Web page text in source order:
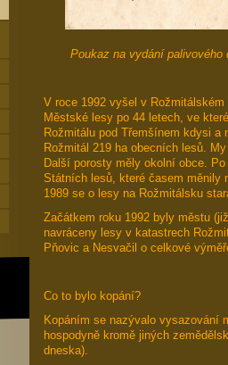
Poukaz na vydání palivového
V roce 1992 vyšel v
Městské lesy po 44 letech, ve
Rožmitálu pod Třemšínem kdysi
Rožmitál 219 ha obecních lesů.
Další porosty měly okolní obce.
Státních lesů, které časem měnily
1989 se o lesy na Rožmitálsku
Začátkem roku 1992 byly městu
navráceny lesy v katastrech
Pňovic a Nesvačil o celkové
Co to bylo kopání?
Kopáním se nazývalo vysazování
hospodyně kromě jiných
dneska).